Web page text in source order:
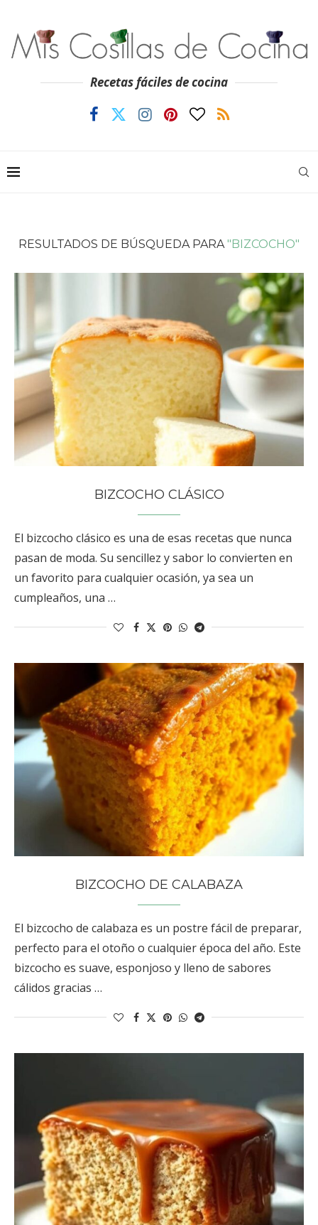
Recetas fáciles de cocina
RESULTADOS DE BÚSQUEDA PARA "BIZCOCHO"
BIZCOCHO CLÁSICO
El bizcocho clásico es una de esas recetas que nunca
pasan de moda. Su sencillez y sabor lo convierten en
un favorito para cualquier ocasión, ya sea un
cumpleaños, una …
BIZCOCHO DE CALABAZA
El bizcocho de calabaza es un postre fácil de preparar,
perfecto para el otoño o cualquier época del año. Este
bizcocho es suave, esponjoso y lleno de sabores
cálidos gracias …